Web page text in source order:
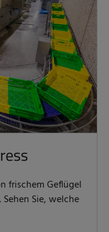
frischem Geflügel
Sie, welche